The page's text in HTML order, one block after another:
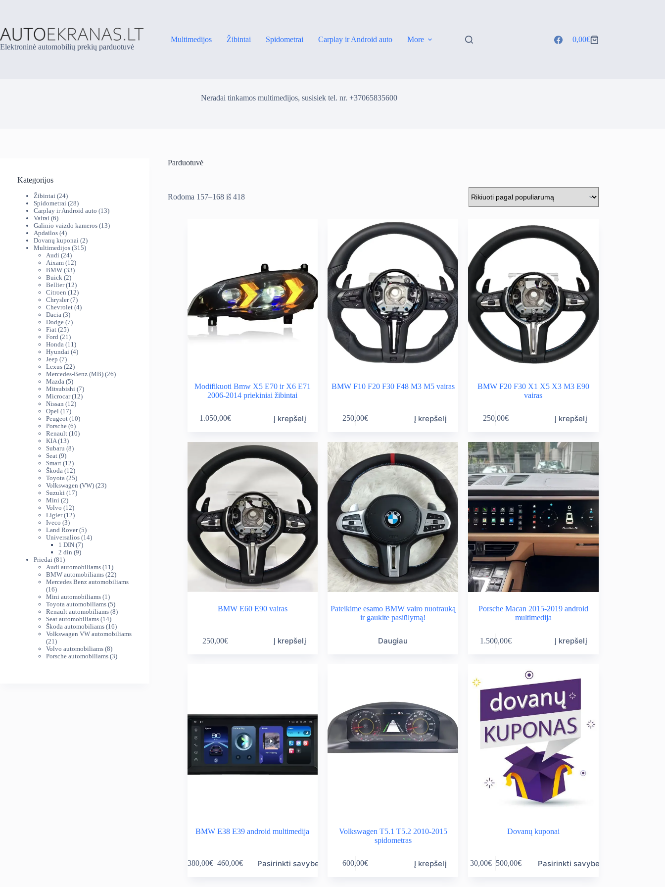
Elektroninė automobilių prekių parduotuvė
Multimedijos Žibintai Spidometrai Carplay ir Android auto More
Shopping
0,00€
Neradai tinkamos multimedijos, susisiek tel. nr. +37065835600
Parduotuvė
Rodoma 157–168 iš 418
Modifikuoti Bmw X5 E70 ir X6 E71
2006-2014 priekiniai žibintai
1.050,00€ Į krepšelį
BMW F10 F20 F30 F48 M3 M5 vairas
250,00€ Į krepšelį
BMW F20 F30 X1 X5 X3 M3 E90
vairas
250,00€ Į krepšelį
BMW E60 E90 vairas
250,00€ Į krepšelį
Pateikime esamo BMW vairo nuotrauką
ir gaukite pasiūlymą!
Daugiau
Porsche Macan 2015-2019 android
multimedija
1.500,00€ Į krepšelį
BMW E38 E39 android multimedija
380,00€–460,00€
Price
Pasirinkti savybes
product
Volkswagen T5.1 T5.2 2010-2015
spidometras
600,00€ Į krepšelį
Dovanų kuponai
30,00€–500,00€
Price
Pasirinkti savybes
product
Kategorijos
Žibintai 2424
produktai
Spidometrai 2828
produktai
Carplay ir Android auto 1313
Vairai 66
produktai
Galinio vaizdo kameros 1313
Apdailos 44
produktai
Dovanų kuponai 22
produktai
Multimedijos 315315
Audi 2424
produktai
Aixam 1212
produktų
BMW 3333
Buick 22
produktai
Bellier 1212
produktų
Citroen 1212
produktų
Chrysler 77
produktai
Chevrolet 44
Dacia 33
produktai
Dodge 77
Fiat 2525
produktai
Ford 21 21
produktas
Honda 11 11
produktų
Hyundai 44
Jeep 77
produktai
Lexus 2222
produktai
Mercedes-Benz (MB) 2626
Mazda 55
produktai
Mitsubishi 77
produktai
Microcar 1212
Nissan 1212
Opel 1717
produktų
Peugeot 1010
Porsche 66
produktai
Renault 1010
KIA 1313
produktų
Subaru 88
Seat 99
produktai
Smart 1212
produktų
Škoda 1212
produktų
Toyota 2525
produktai
Volkswagen (VW) 2323
Suzuki 1717
Mini 22
produktai
Volvo 1212
produktų
Ligier 1212
Iveco 33
produktai
Land Rover 55
produktai
Universalios 1414
1 DIN 77
produktai
2 din 99
Priedai 81 81
produktas
Audi automobiliams 11 11
produktų
BMW automobiliams 2222
produktai
Mercedes Benz automobiliams
1616
produktų
Mini automobiliams 1 1
produktas
Toyota automobiliams 55
produktai
Renault automobiliams 88
Seat automobiliams 1414
produktų
Škoda automobiliams 1616
produktų
Volkswagen VW automobiliams
21 21
produktas
Volvo automobiliams 88
produktai
Porsche automobiliams 33